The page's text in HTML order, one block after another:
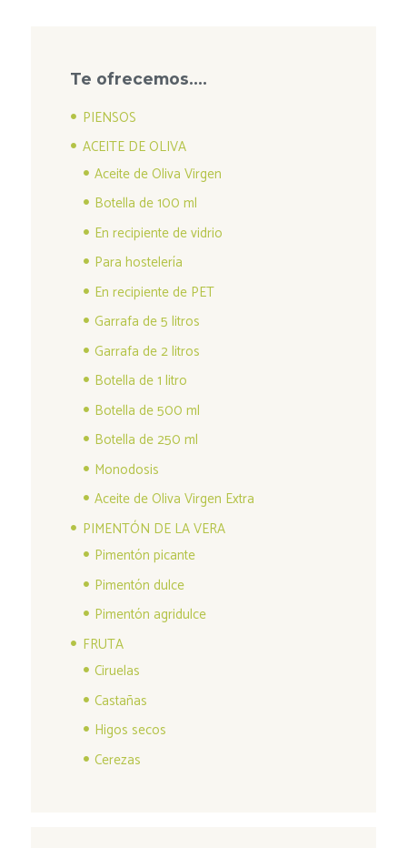
Te ofrecemos….
PIENSOS
ACEITE DE OLIVA
Aceite de Oliva Virgen
Botella de 100 ml
En recipiente de vidrio
Para hostelería
En recipiente de PET
Garrafa de 5 litros
Garrafa de 2 litros
Botella de 1 litro
Botella de 500 ml
Botella de 250 ml
Monodosis
Aceite de Oliva Virgen Extra
PIMENTÓN DE LA VERA
Pimentón picante
Pimentón dulce
Pimentón agridulce
FRUTA
Ciruelas
Castañas
Higos secos
Cerezas